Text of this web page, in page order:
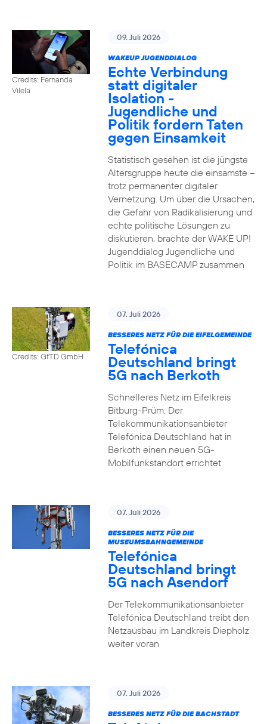
Credits: Fernanda
Vilela
09. Juli 2026
WAKEUP JUGENDDIALOG
Echte Verbindung
statt digitaler
Isolation -
Jugendliche und
Politik fordern Taten
gegen Einsamkeit
Statistisch gesehen ist die jüngste
Altersgruppe heute die einsamste –
trotz permanenter digitaler
Vernetzung. Um über die Ursachen,
die Gefahr von Radikalisierung und
echte politische Lösungen zu
diskutieren, brachte der WAKE UP!
Jugenddialog Jugendliche und
Politik im BASECAMP zusammen
Credits: GfTD GmbH
07. Juli 2026
BESSERES NETZ FÜR DIE EIFELGEMEINDE
Telefónica
Deutschland bringt
5G nach Berkoth
Schnelleres Netz im Eifelkreis
Bitburg-Prüm: Der
Telekommunikationsanbieter
Telefónica Deutschland hat in
Berkoth einen neuen 5G-
Mobilfunkstandort errichtet
07. Juli 2026
BESSERES NETZ FÜR DIE
MUSEUMSBAHNGEMEINDE
Telefónica
Deutschland bringt
5G nach Asendorf
Der Telekommunikationsanbieter
Telefónica Deutschland treibt den
Netzausbau im Landkreis Diepholz
weiter voran
07. Juli 2026
BESSERES NETZ FÜR DIE BACHSTADT